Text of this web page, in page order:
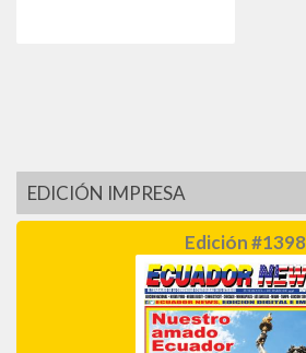
EDICIÓN IMPRESA
Edición #1398